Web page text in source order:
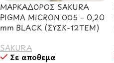
ΜΑΡΚΑΔΟΡΟΣ SAKURA
PIGMA MICRON 005 – 0,20
mm BLACK (ΣΥΣΚ-12ΤΕΜ)
SAKURA
Σε απόθεμα